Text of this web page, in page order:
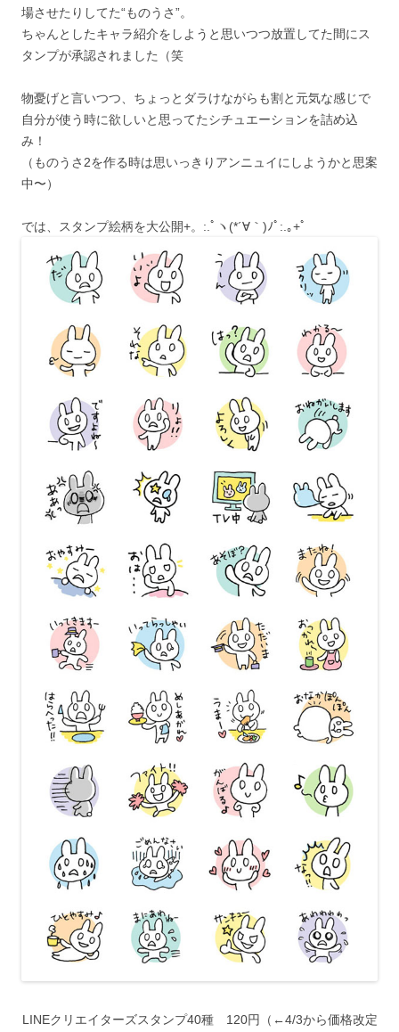
場させたりしてた“ものうさ”。
ちゃんとしたキャラ紹介をしようと思いつつ放置してた間にス
タンプが承認されました（笑
物憂げと言いつつ、ちょっとダラけながらも割と元気な感じで
自分が使う時に欲しいと思ってたシチュエーションを詰め込
み！
（ものうさ2を作る時は思いっきりアンニュイにしようかと思案
中〜）
では、スタンプ絵柄を大公開+。:.ﾟヽ(*´∀｀)ﾉﾟ:.｡+ﾟ
LINEクリエイターズスタンプ40種 120円（←4/3から価格改定